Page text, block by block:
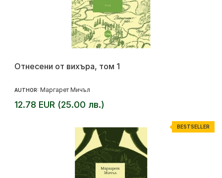
Отнесени от вихъра, том 1
AUTHOR: Маргарет Мичъл
12.78 EUR (25.00 лв.)
BESTSELLER